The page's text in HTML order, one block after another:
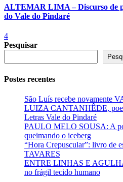
ALTEMAR LIMA – Discurso de
do Vale do Pindaré
4
Pesquisar
Postes recentes
São Luís recebe novamente
LUIZA CANTANHÊDE,
Letras Vale do Pindaré
PAULO MELO SOUSA: A
queimando o iceberg
“Hora Crepuscular”: livro de
TAVARES
ENTRE LINHAS E
no frágil tecido humano